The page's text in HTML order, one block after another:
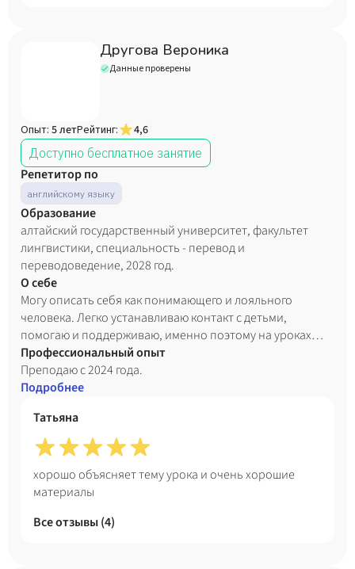
Другова Вероника
Данные проверены
Опыт: 5 летРейтинг:
4,6
Доступно бесплатное занятие
Репетитор по
английскому языку
Образование
алтайский государственный университет, факультет
лингвистики, специальность - перевод и
переводоведение, 2028 год.
О себе
Могу описать себя как понимающего и лояльного
человека. Легко устанавливаю контакт с детьми,
помогаю и поддерживаю, именно поэтому на уроках
царит комфортная атмосфера.
Профессиональный опыт
Преподаю с 2024 года.
Подробнее
Татьяна
хорошо объясняет тему урока и очень хорошие
материалы
Все отзывы (4)